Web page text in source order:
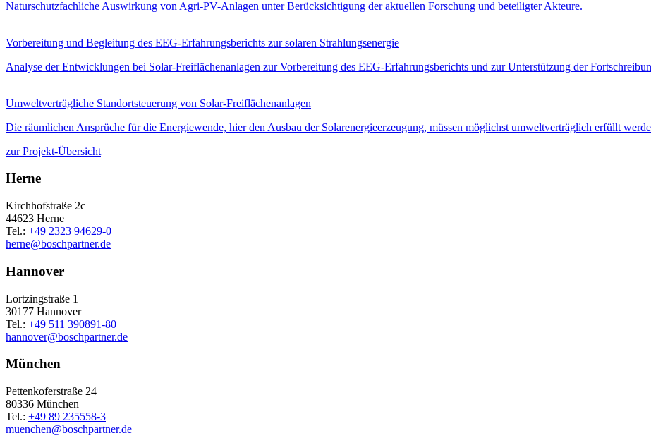
Naturschutzfachliche Auswirkung von Agri-PV-Anlagen unter Berücksichtigung der aktuellen Forschung und beteiligter Akteure.
Vorbereitung und Begleitung des EEG-Erfahrungsberichts zur solaren Strahlungsenergie
Analyse der Entwicklungen bei Solar‑Freiflächenanlagen zur Vorbereitung des EEG‑Erfahrungsberichts und zur Unterstützung der
Umweltverträgliche Standortsteuerung von Solar-Freiflächenanlagen
Die räumlichen Ansprüche für die Energiewende, hier den Ausbau der Solarenergieerzeugung, müssen möglichst umweltverträglich erfüllt
zur Projekt-Übersicht
Herne
Kirchhofstraße 2c
44623 Herne
Tel.: +49 2323 94629-0
herne@boschpartner.de
Hannover
Lortzingstraße 1
30177 Hannover
Tel.: +49 511 390891-80
hannover@boschpartner.de
München
Pettenkoferstraße 24
80336 München
Tel.: +49 89 235558-3
muenchen@boschpartner.de